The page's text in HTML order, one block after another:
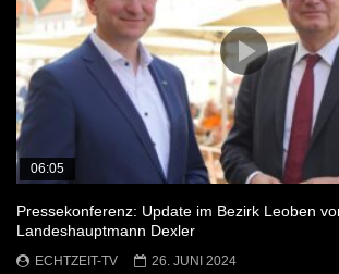
06:05
Pressekonferenz: Update im Bezirk Leoben
Landeshauptmann Dexler
ECHTZEIT-TV
26. JUNI 2024